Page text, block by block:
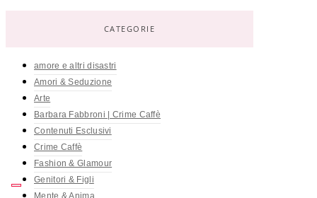
CATEGORIE
amore e altri disastri
Amori & Seduzione
Arte
Barbara Fabbroni | Crime Caffè
Contenuti Esclusivi
Crime Caffè
Fashion & Glamour
Genitori & Figli